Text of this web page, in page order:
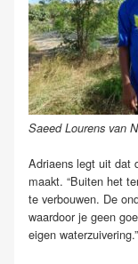
Saeed Lourens van
Adriaens legt uit dat
maakt. “Buiten het
te verbouwen. De
waardoor je geen
eigen waterzuivering.”